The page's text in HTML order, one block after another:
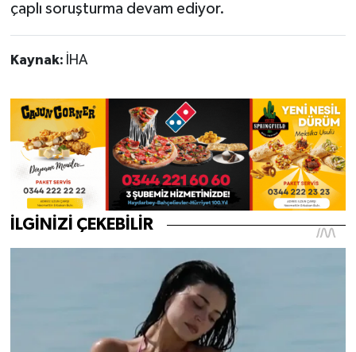
çaplı soruşturma devam ediyor.
Kaynak: İHA